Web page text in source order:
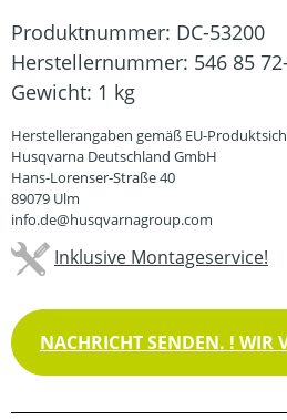
Produktnummer: DC-53200
Herstellernummer: 546 85
Gewicht: 1 kg
Herstellerangaben gemäß EU-
Husqvarna Deutschland GmbH
Hans-Lorenser-Straße 40
89079 Ulm
info.de@husqvarnagroup.com
Inklusive Montageservice!